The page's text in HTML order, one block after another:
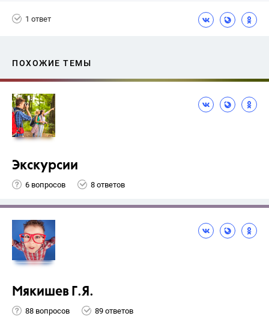
1 ответ
ПОХОЖИЕ ТЕМЫ
Экскурсии
6 вопросов 8 ответов
Мякишев Г.Я.
88 вопросов 89 ответов